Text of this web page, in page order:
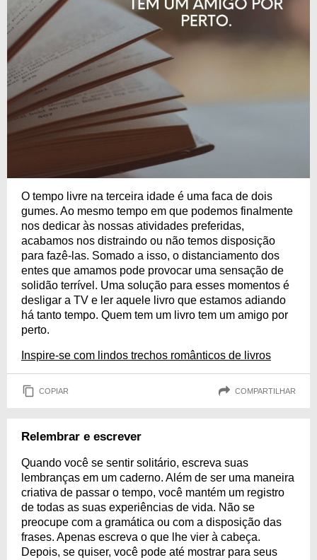
O tempo livre na terceira idade é uma faca de dois
gumes. Ao mesmo tempo em que podemos finalmente
nos dedicar às nossas atividades preferidas,
acabamos nos distraindo ou não temos disposição
para fazê-las. Somado a isso, o distanciamento dos
entes que amamos pode provocar uma sensação de
solidão terrível. Uma solução para esses momentos é
desligar a TV e ler aquele livro que estamos adiando
há tanto tempo. Quem tem um livro tem um amigo por
perto.
Inspire-se com lindos trechos românticos de livros
COPIAR COMPARTILHAR
Relembrar e escrever
Quando você se sentir solitário, escreva suas
lembranças em um caderno. Além de ser uma maneira
criativa de passar o tempo, você mantém um registro
de todas as suas experiências de vida. Não se
preocupe com a gramática ou com a disposição das
frases. Apenas escreva o que lhe vier à cabeça.
Depois, se quiser, você pode até mostrar para seus